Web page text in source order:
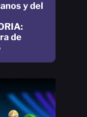
y del
de